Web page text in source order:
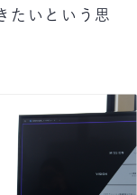
たいという思